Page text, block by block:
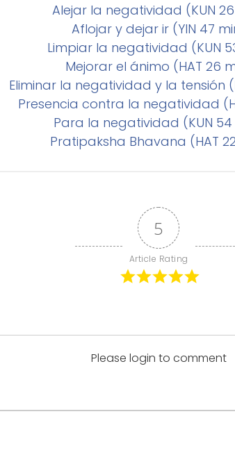
Alejar la negatividad (KUN
Aflojar y dejar ir (YIN 47
Limpiar la negatividad (KUN
Mejorar el ánimo (HAT 26
Eliminar la negatividad y la tensión
Presencia contra la negatividad
Para la negatividad (KUN 54
Pratipaksha Bhavana (HAT
5
Article Rating
Please login to comment